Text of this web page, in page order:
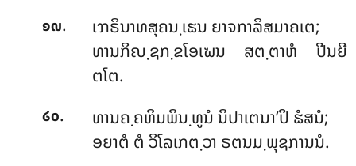
໑໙.
ເຠຣິນາທສຸຄນ຺ເຘນ ຍາຈກາລິສມາຄເຕ;
ທານກິຎ຺ຊກ຺ຂໂອເຆນ ສຕ຺ຕາຫໍ ປີນຍີ
ຕໂຕ.
໒໐.
ທານຄ຺ຄຫິມພິນ຺ທູນໍ ນິປາເຕນາ’ປິ ຘໍສນໍ;
ອຍາຕໍ ຕໍ ວິໂລເກຕ຺ວາ ຣຕນມ຺ພຸຊການນໍ.